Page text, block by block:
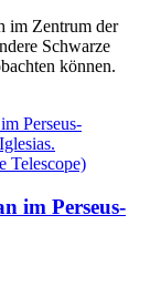
im Zentrum der
Schwarze
können.
im Perseus-